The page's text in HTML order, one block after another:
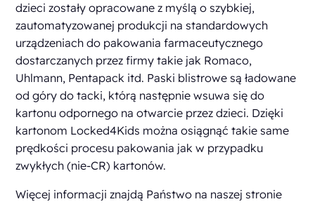
dzieci zostały opracowane z myślą o szybkiej,
zautomatyzowanej produkcji na standardowych
urządzeniach do pakowania farmaceutycznego
dostarczanych przez firmy takie jak Romaco,
Uhlmann, Pentapack itd. Paski blistrowe są ładowane
od góry do tacki, którą następnie wsuwa się do
kartonu odpornego na otwarcie przez dzieci. Dzięki
kartonom Locked4Kids można osiągnąć takie same
prędkości procesu pakowania jak w przypadku
zwykłych (nie-CR) kartonów.
Więcej informacji znajdą Państwo na naszej stronie